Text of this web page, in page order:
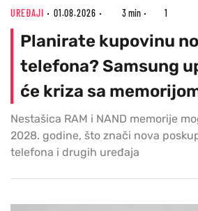
UREĐAJI 01.08.2026 3 min 1
Planirate kupovinu
telefona? Samsung
će kriza sa
Nestašica RAM i NAND memorije
2028. godine, što znači nova
telefona i drugih uređaja